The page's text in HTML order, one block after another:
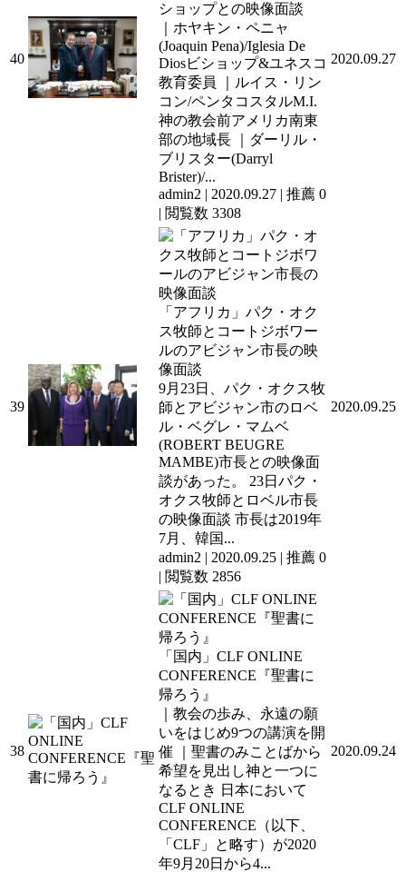
40
ショップとの映像面談
｜ホヤキン・ペニャ
(Joaquin Pena)/Iglesia De
Diosビショップ&ユネスコ
教育委員 ｜ルイス・リン
コン/ペンタコスタルM.I.
神の教会前アメリカ南東
部の地域長 ｜ダーリル・
ブリスター(Darryl
Brister)/...
admin2 | 2020.09.27 | 推薦 0
| 閲覧数 3308
2020.09.27
39
「アフリカ」パク・オク
ス牧師とコートジボワー
ルのアビジャン市長の映
像面談
9月23日、パク・オクス牧
師とアビジャン市のロベ
ル・ベグレ・マムベ
(ROBERT BEUGRE
MAMBE)市長との映像面
談があった。 23日パク・
オクス牧師とロベル市長
の映像面談 市長は2019年
7月、韓国...
admin2 | 2020.09.25 | 推薦 0
| 閲覧数 2856
2020.09.25
38
「国内」CLF ONLINE
CONFERENCE『聖書に
帰ろう』
｜教会の歩み、永遠の願
いをはじめ9つの講演を開
催 ｜聖書のみことばから
希望を見出し神と一つに
なるとき 日本において
CLF ONLINE
CONFERENCE（以下、
「CLF」と略す）が2020
年9月20日から4...
2020.09.24